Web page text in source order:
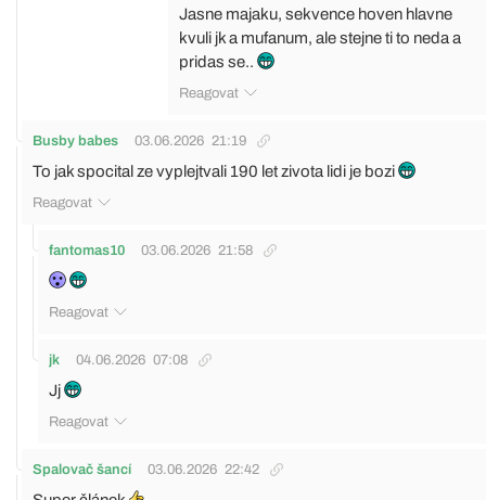
Jasne majaku, sekvence hoven hlavne
kvuli jk a mufanum, ale stejne ti to neda a
pridas se..
Reagovat
Busby babes 03.06.2026 21:19
To jak spocital ze vyplejtvali 190 let zivota lidi je bozi
Reagovat
fantomas10 03.06.2026 21:58
Reagovat
jk 04.06.2026 07:08
Jj
Reagovat
Spalovač šancí 03.06.2026 22:42